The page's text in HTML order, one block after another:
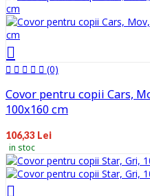
(0)
Covor pentru copii Cars,
100x160 cm
106,33 Lei
in stoc